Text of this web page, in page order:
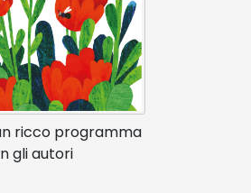
ricco programma
gli autori